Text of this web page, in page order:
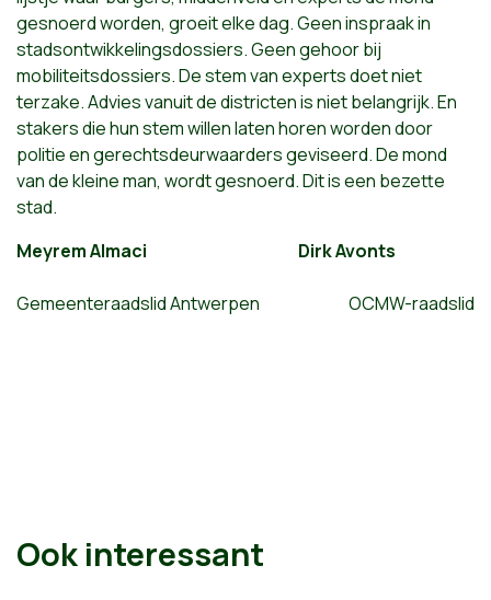
gesnoerd worden, groeit elke dag. Geen inspraak in
stadsontwikkelingsdossiers. Geen gehoor bij
mobiliteitsdossiers. De stem van experts doet niet
terzake. Advies vanuit de districten is niet belangrijk. En
stakers die hun stem willen laten horen worden door
politie en gerechtsdeurwaarders geviseerd. De mond
van de kleine man, wordt gesnoerd. Dit is een bezette
stad.
Meyrem Almaci Dirk Avonts
GemeenteraadslidAntwerpen OCMW-raadslid
Ook interessant